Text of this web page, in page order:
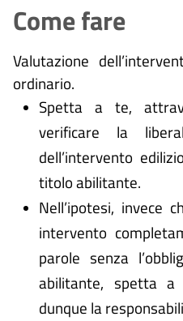
Come fare
Valutazione
ordinario.
Spetta a te,
verificare la
dell’intervento
titolo abilitante.
Nell’ipotesi, invece
intervento
parole senza
abilitante, spetta
dunque la